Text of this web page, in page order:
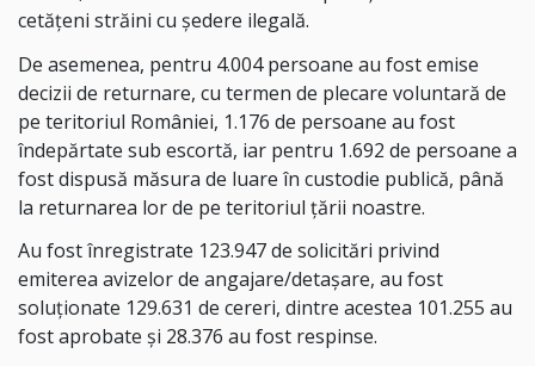
cetăţeni străini cu şedere ilegală.
De asemenea, pentru 4.004 persoane au fost emise
decizii de returnare, cu termen de plecare voluntară de
pe teritoriul României, 1.176 de persoane au fost
îndepărtate sub escortă, iar pentru 1.692 de persoane a
fost dispusă măsura de luare în custodie publică, până
la returnarea lor de pe teritoriul țării noastre.
Au fost înregistrate 123.947 de solicitări privind
emiterea avizelor de angajare/detașare, au fost
soluţionate 129.631 de cereri, dintre acestea 101.255 au
fost aprobate şi 28.376 au fost respinse.